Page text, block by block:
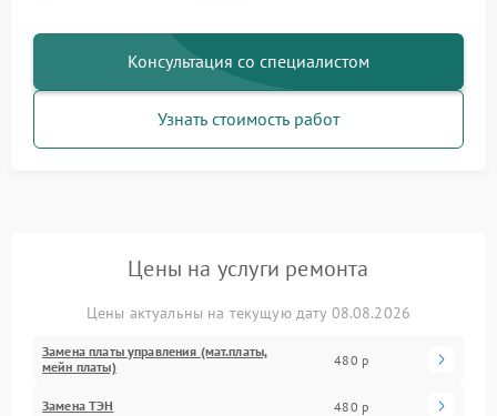
Консультация со специалистом
Узнать стоимость работ
Цены на услуги ремонта
Цены актуальны на текущую дату 08.08.2026
Замена платы управления (мат.платы,
мейн платы)
480 р
Замена ТЭН 480 р